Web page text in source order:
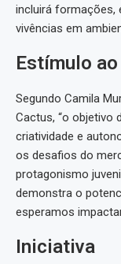
incluirá formações,
vivências em
Estímulo
Segundo Camila
Cactus, “o objetivo
criatividade e
os desafios do
protagonismo
demonstra o
esperamos
Iniciativa